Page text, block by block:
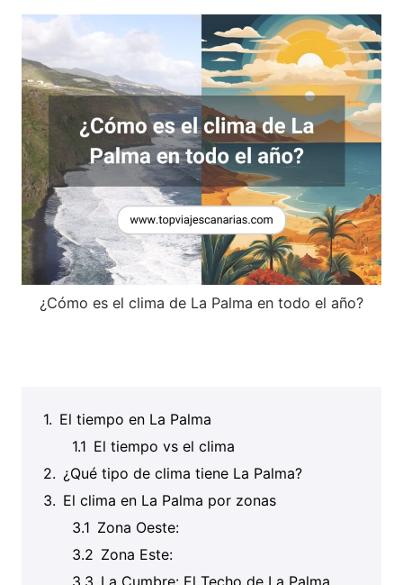
¿Cómo es el clima de La Palma en todo el año?
El tiempo en La Palma
El tiempo vs el clima
¿Qué tipo de clima tiene La Palma?
El clima en La Palma por zonas
Zona Oeste:
Zona Este:
La Cumbre: El Techo de La Palma